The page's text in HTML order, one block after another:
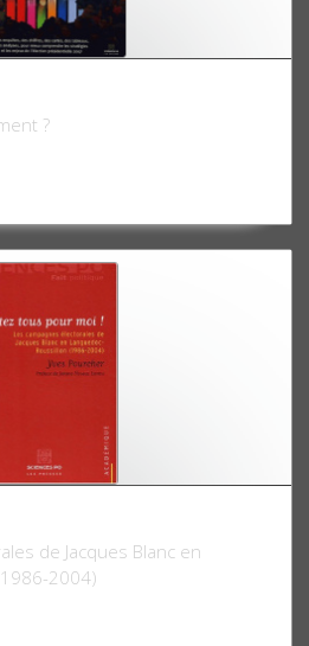
?
de Jacques Blanc en
2004)